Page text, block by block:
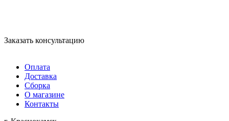
Заказать консультацию
Оплата
Доставка
Сборка
О магазине
Контакты